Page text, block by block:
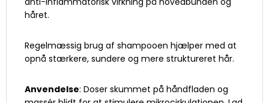
håret.
Regelmæssig brug af shampooen hjælper med at
opnå stærkere, sundere og mere struktureret hår.
Anvendelse: Doser skummet på håndfladen og